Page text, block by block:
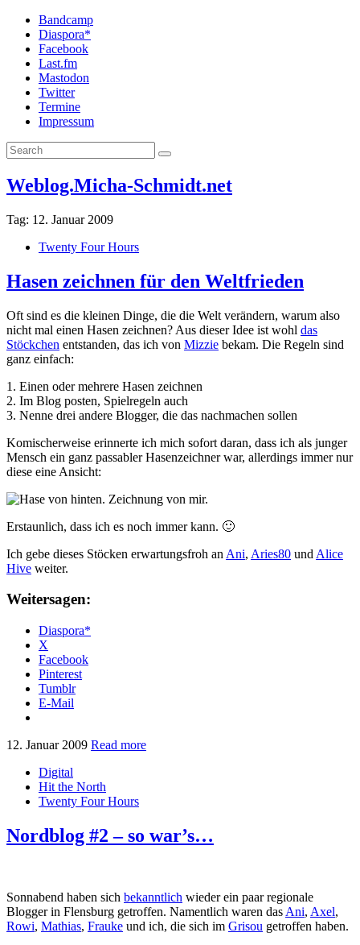
Bandcamp
Diaspora*
Facebook
Last.fm
Mastodon
Twitter
Termine
Impressum
Weblog.Micha-Schmidt.net
Tag: 12. Januar 2009
Twenty Four Hours
Hasen zeichnen für den Weltfrieden
Oft sind es die kleinen Dinge, die die Welt verändern, warum also
nicht mal einen Hasen zeichnen? Aus dieser Idee ist wohl das
Stöckchen entstanden, das ich von Mizzie bekam. Die Regeln sind
ganz einfach:
1. Einen oder mehrere Hasen zeichnen
2. Im Blog posten, Spielregeln auch
3. Nenne drei andere Blogger, die das nachmachen sollen
Komischerweise erinnerte ich mich sofort daran, dass ich als junger
Mensch ein ganz passabler Hasenzeichner war, allerdings immer nur
diese eine Ansicht:
Erstaunlich, dass ich es noch immer kann. 🙂
Ich gebe dieses Stöcken erwartungsfroh an Ani, Aries80 und Alice
Hive weiter.
Weitersagen:
Diaspora*
X
Facebook
Pinterest
Tumblr
E-Mail
12. Januar 2009 Read more
Digital
Hit the North
Twenty Four Hours
Nordblog #2 – so war’s…
Sonnabend haben sich bekanntlich wieder ein paar regionale
Blogger in Flensburg getroffen. Namentlich waren das Ani, Axel,
Rowi, Mathias, Frauke und ich, die sich im Grisou getroffen haben.